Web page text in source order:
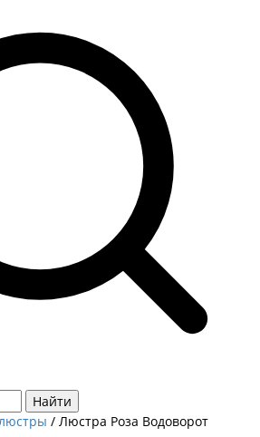
Найти
/ Люстра Роза Водоворот